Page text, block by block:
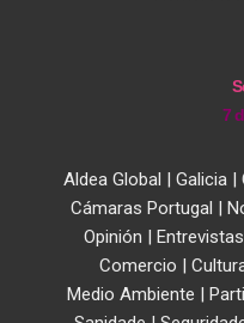
7
Aldea Global | Galicia|
Cámaras Portugal |
Opinión | Entrevistas
Comercio |
Medio Ambiente |